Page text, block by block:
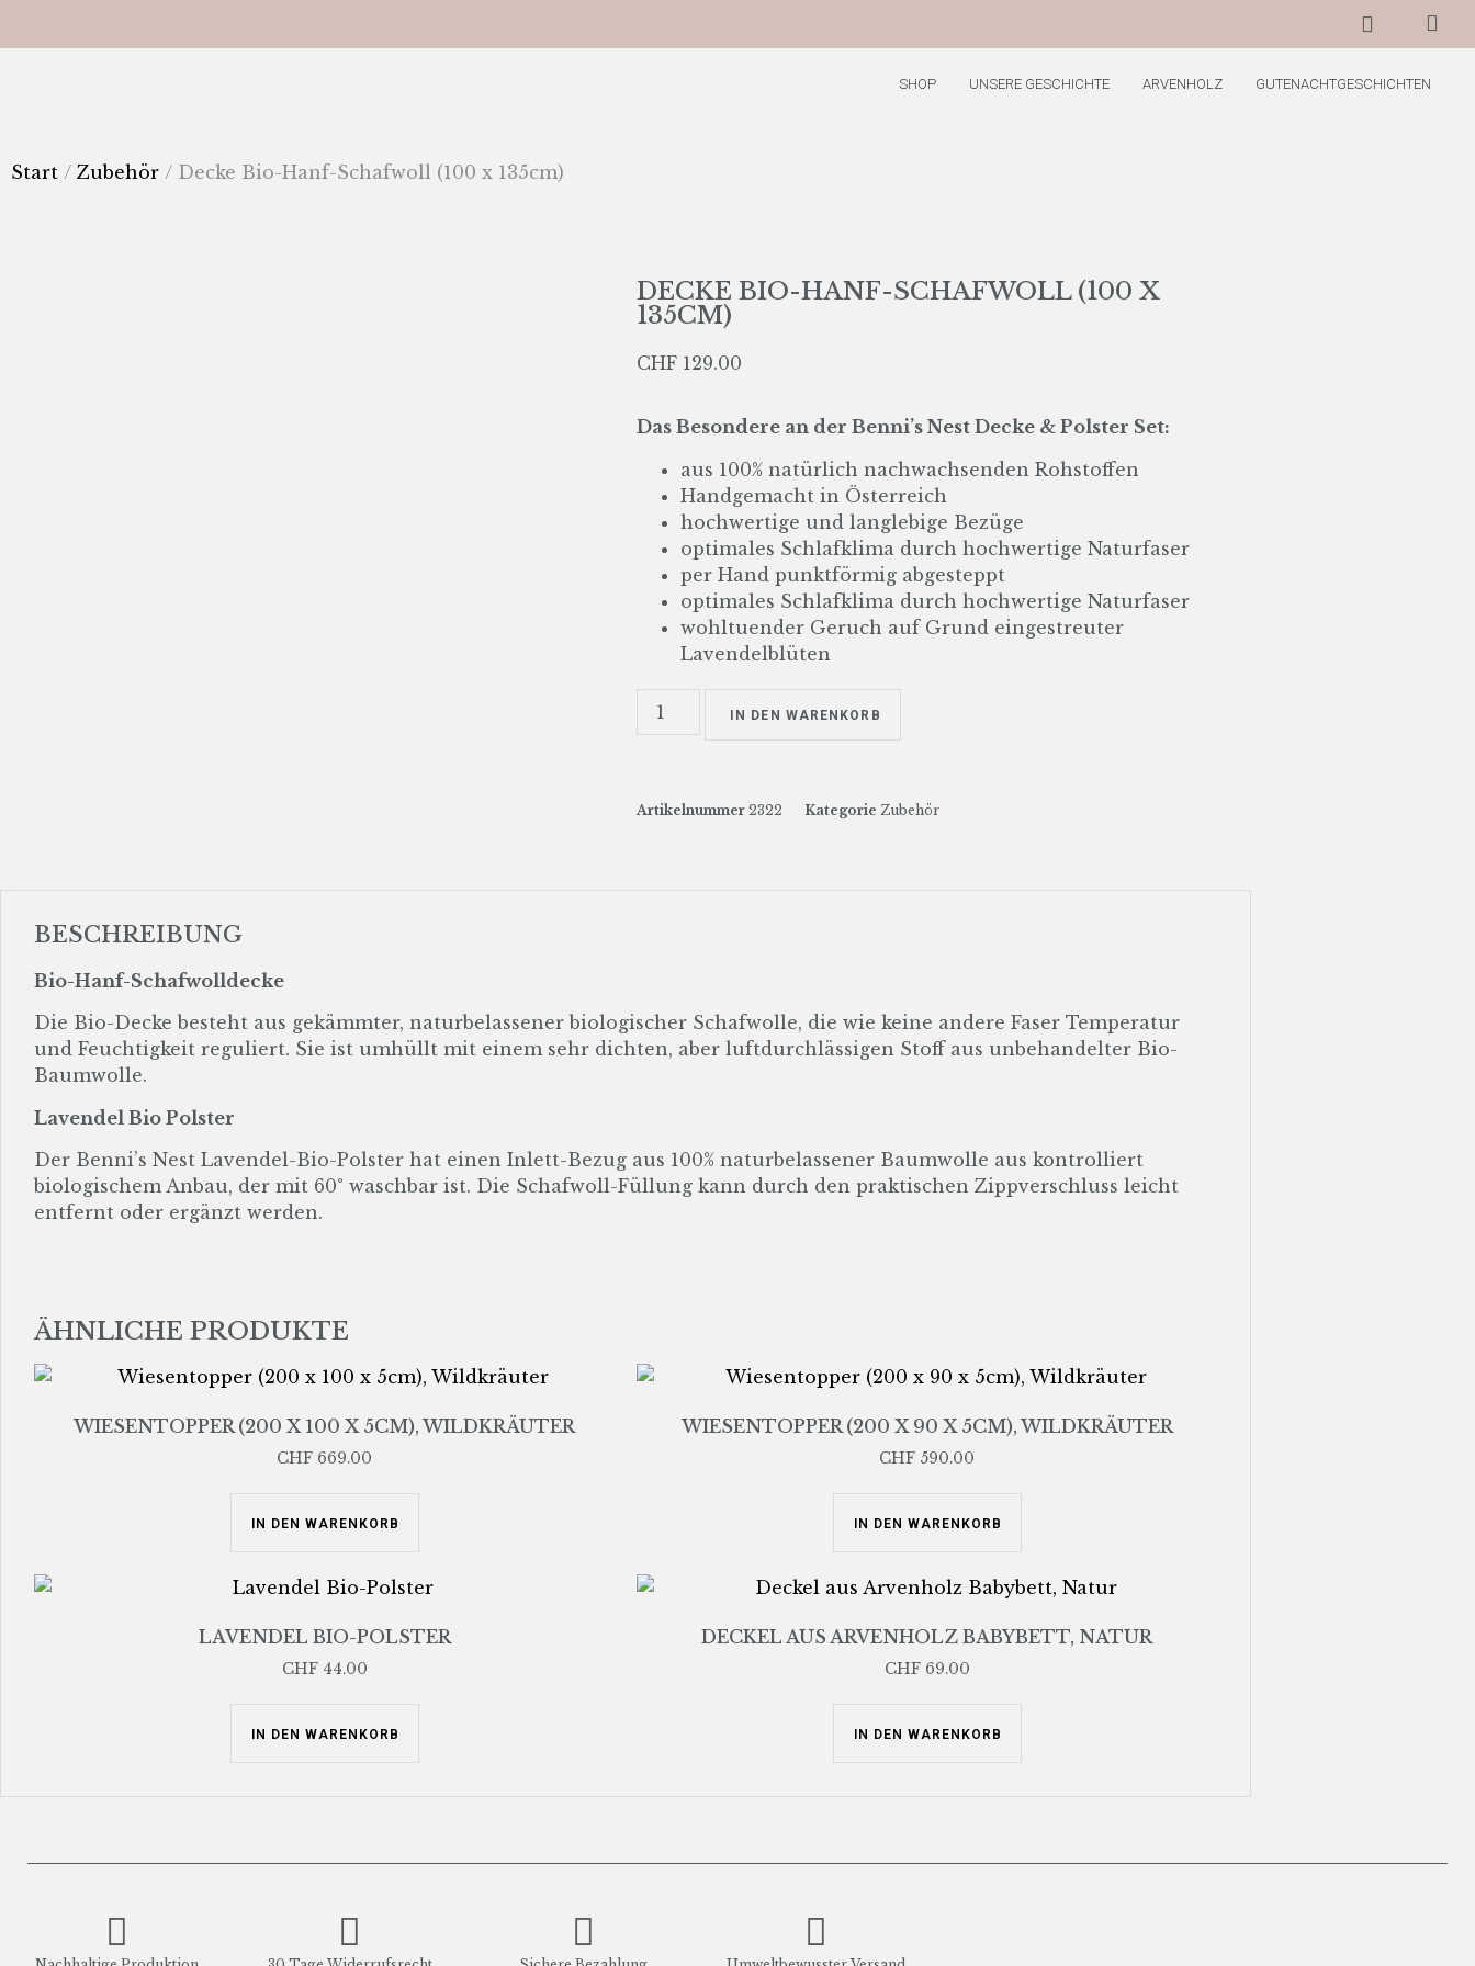
SHOP UNSERE GESCHICHTE ARVENHOLZ GUTENACHTGESCHICHTEN
Start / Zubehör / Decke Bio-Hanf-Schafwoll (100 x 135cm)
DECKE BIO-HANF-SCHAFWOLL (100 X
135CM)
CHF 129.00
Das Besondere an der Benni’s Nest Decke & Polster Set:
aus 100% natürlich nachwachsenden Rohstoffen
Handgemacht in Österreich
hochwertige und langlebige Bezüge
optimales Schlafklima durch hochwertige Naturfaser
per Hand punktförmig abgesteppt
optimales Schlafklima durch hochwertige Naturfaser
wohltuender Geruch auf Grund eingestreuter
Lavendelblüten
IN DEN WARENKORB
Artikelnummer 2322 Kategorie Zubehör
BESCHREIBUNG
Bio-Hanf-Schafwolldecke
Die Bio-Decke besteht aus gekämmter, naturbelassener biologischer Schafwolle, die wie keine andere Faser Temperatur
und Feuchtigkeit reguliert. Sie ist umhüllt mit einem sehr dichten, aber luftdurchlässigen Stoff aus unbehandelter Bio-
Baumwolle.
Lavendel Bio Polster
Der Benni’s Nest Lavendel-Bio-Polster hat einen Inlett-Bezug aus 100% naturbelassener Baumwolle aus kontrolliert
biologischem Anbau, der mit 60° waschbar ist. Die Schafwoll-Füllung kann durch den praktischen Zippverschluss leicht
entfernt oder ergänzt werden.
ÄHNLICHE PRODUKTE
WIESENTOPPER (200 X 100 X 5CM), WILDKRÄUTER
CHF 669.00
IN DEN WARENKORB
WIESENTOPPER (200 X 90 X 5CM), WILDKRÄUTER
CHF 590.00
IN DEN WARENKORB
LAVENDEL BIO-POLSTER
CHF44.00
IN DEN WARENKORB
DECKEL AUS ARVENHOLZ BABYBETT, NATUR
CHF69.00
IN DEN WARENKORB